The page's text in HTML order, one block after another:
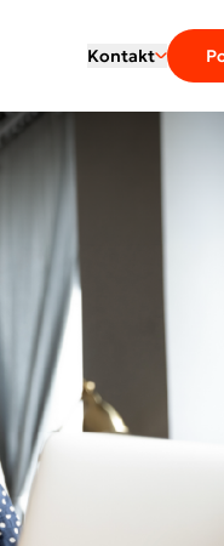
Kontakt